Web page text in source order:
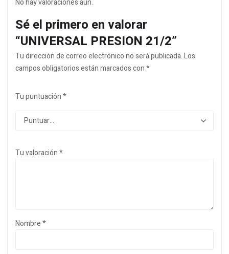
No hay valoraciones aún.
Sé el primero en valorar
“UNIVERSAL PRESION 21/2”
Tu dirección de correo electrónico no será publicada.Los
campos obligatorios están marcados con*
Tu puntuación*
Tu valoración*
Nombre*